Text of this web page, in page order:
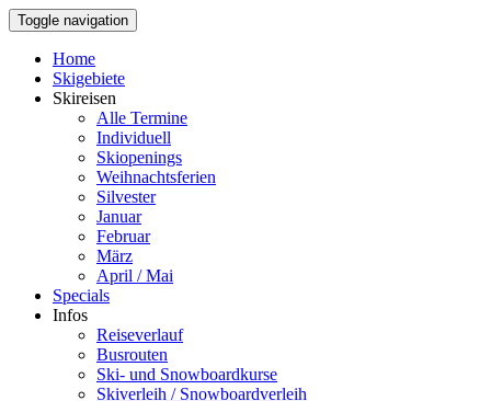
Toggle navigation
Home
Skigebiete
Skireisen
Alle Termine
Individuell
Skiopenings
Weihnachtsferien
Silvester
Januar
Februar
März
April / Mai
Specials
Infos
Reiseverlauf
Busrouten
Ski- und Snowboardkurse
Skiverleih / Snowboardverleih